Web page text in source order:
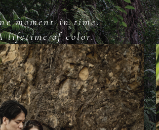
moment in time.
lifetime of color.